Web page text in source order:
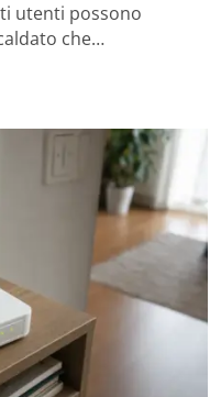
utenti possono
che…